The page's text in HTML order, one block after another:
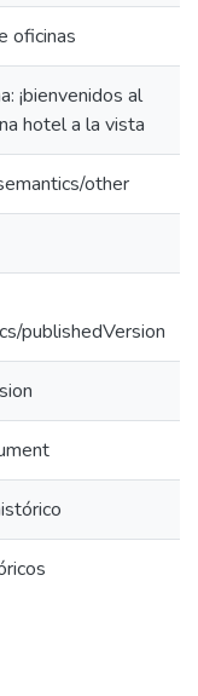
oficinas
¡bienvenidos al
hotel a la vista
other
publishedVersion